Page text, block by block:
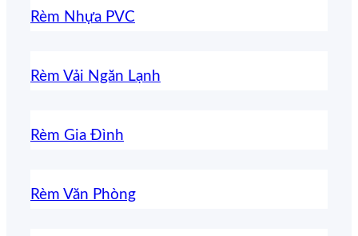
Rèm Nhựa PVC
Rèm Vải Ngăn Lạnh
Rèm Gia Đình
Rèm Văn Phòng